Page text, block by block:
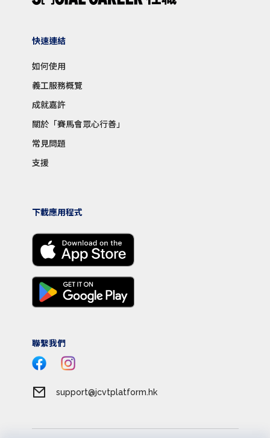
快速連結
如何使用
義工服務概覽
成就嘉許
關於「賽馬會眾心行善」
常見問題
支援
下載應用程式
聯繫我們
support@jcvtplatform.hk